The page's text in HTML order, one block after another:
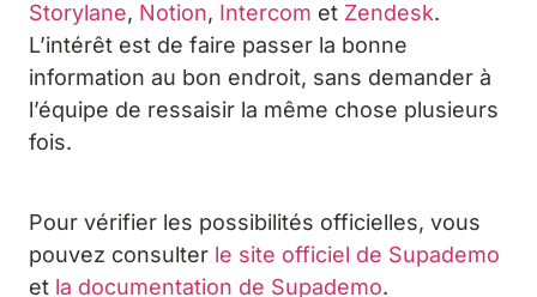
Storylane, Notion, Intercom et Zendesk.
L’intérêt est de faire passer la bonne
information au bon endroit, sans demander à
l’équipe de ressaisir la même chose plusieurs
fois.
Pour vérifier les possibilités officielles, vous
pouvez consulter le site officiel de Supademo
et la documentation de Supademo.